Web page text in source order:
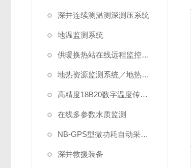
深井连续测温测深测压系统
地温监测系统
供暖换热站在线远程监控系统方案
地热资源监测系统／地热管理系统
高精度18B20数字温度传感器
在线多参数水质监测
NB-GPS型微功耗自动采集系统
深井救援装备